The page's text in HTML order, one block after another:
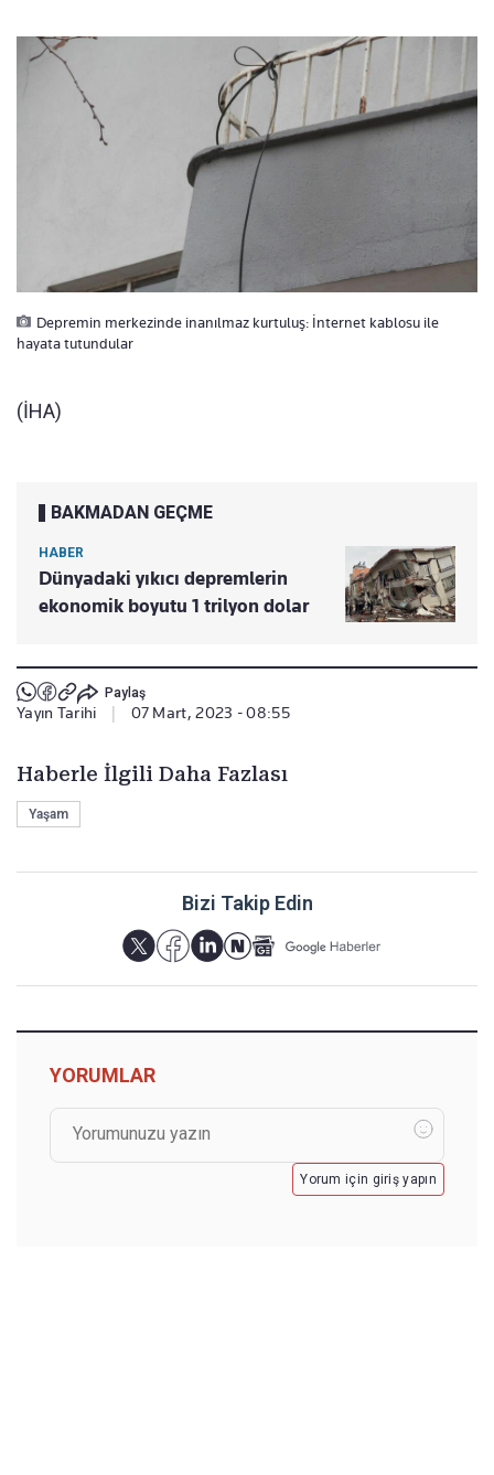
Depremin merkezinde inanılmaz kurtuluş: İnternet kablosu ile
hayata tutundular
(İHA)
BAKMADAN GEÇME
HABER
Dünyadaki yıkıcı depremlerin
ekonomik boyutu 1 trilyon dolar
Paylaş
Yayın Tarihi 07 Mart, 2023 - 08:55
Haberle İlgili Daha Fazlası
Yaşam
Bizi Takip Edin
YORUMLAR
Yorum için giriş yapın